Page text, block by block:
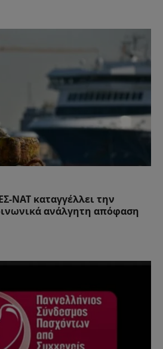
ΝΑΤ καταγγέλλει την
ανάλγητη απόφαση